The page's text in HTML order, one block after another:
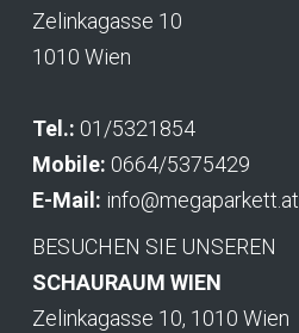
Zelinkagasse 10
1010 Wien
Tel.: 01/5321854
Mobile: 0664/5375429
E-Mail: info@megaparkett.at
BESUCHEN SIE UNSEREN
SCHAURAUM WIEN
Zelinkagasse 10, 1010 Wien